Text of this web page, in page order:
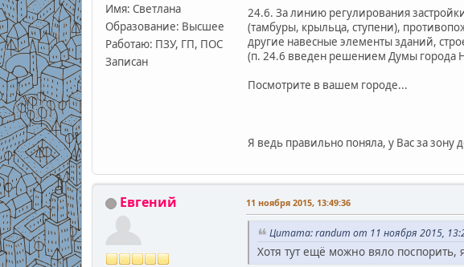
Имя: Светлана
Образование: Высшее
Работаю: ПЗУ, ГП, ПОС
Записан
24.6. За линию регулирования
(тамбуры, крыльца, ступени),
другие навесные элементы зданий,
(п. 24.6 введен решением Думы города
Посмотрите в вашем городе...
Я ведь правильно поняла, у Вас за
Евгений 11 ноября 2015, 13:49:36
Цитата: randum от 11 ноября 2015,
Хотя тут ещё можно вяло